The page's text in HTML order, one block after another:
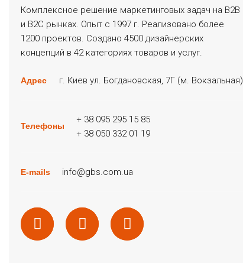
Комплексное решение маркетинговых задач на B2B
и B2C рынках. Опыт с 1997 г. Реализовано более
1200 проектов. Создано 4500 дизайнерских
концепций в 42 категориях товаров и услуг.
Адрес г. Киев ул. Богдановская, 7Г (м. Вокзальная)
Телефоны
+ 38 095 295 15 85
+ 38 050 332 01 19
E-mails info@gbs.com.ua